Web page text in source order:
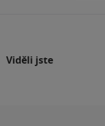
Viděli jste